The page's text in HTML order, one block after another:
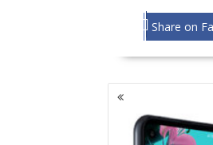
Share on
NAWIGACJA
PO
WPISACH